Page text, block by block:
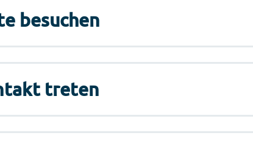
besuchen
treten